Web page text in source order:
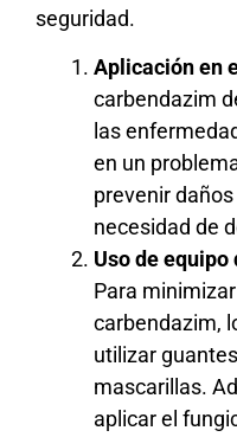
seguridad.
Aplicación en
carbendazim
las
en un
prevenir
necesidad de
Uso de equipo
Para
carbendazim,
utilizar
mascarillas.
aplicar el